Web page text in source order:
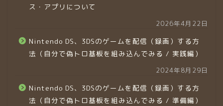
ス・アプリについて
2026年4月22日
Nintendo DS、3DSのゲームを配信（録画）する方
法（自分で偽トロ基板を組み込んでみる / 実践編）
2024年8月29日
Nintendo DS、3DSのゲームを配信（録画）する方
法（自分で偽トロ基板を組み込んでみる / 準備編）